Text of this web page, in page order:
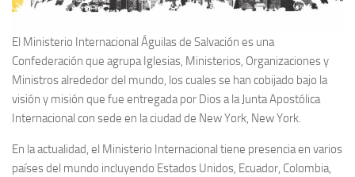
El Ministerio Internacional Águilas de Salvación es una
Confederación que agrupa Iglesias, Ministerios, Organizaciones y
Ministros alrededor del mundo, los cuales se han cobijado bajo la
visión y misión que fue entregada por Dios a la Junta Apostólica
Internacional con sede en la ciudad de New York, New York.
En la actualidad, el Ministerio Internacional tiene presencia en varios
países del mundo incluyendo Estados Unidos, Ecuador, Colombia,